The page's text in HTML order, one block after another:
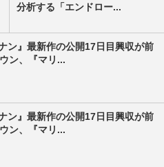
分析する「エンドロー...
ン』最新作の公開17日目興収が前
ン、『マリ...
ン』最新作の公開17日目興収が前
ン、『マリ...